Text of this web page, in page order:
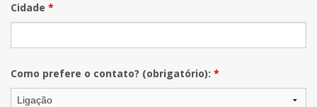
Cidade *
Como prefere o contato? (obrigatório): *